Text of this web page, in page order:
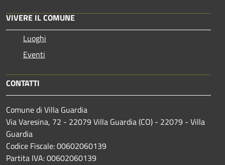
VIVERE IL COMUNE
Luoghi
Eventi
CONTATTI
Comune di Villa Guardia
Via Varesina, 72 - 22079 Villa Guardia (CO) - 22079 - Villa
Guardia
Codice Fiscale: 00602060139
Partita IVA: 00602060139